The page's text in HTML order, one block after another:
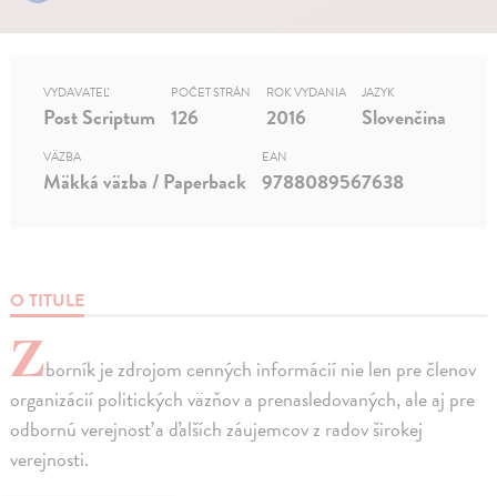
O TITULE
Zborník je zdrojom cenných informácií nie len pre členov
organizácií politických väzňov a prenasledovaných, ale aj pre
odbornú verejnosť a ďalších záujemcov z radov širokej
verejnosti.
VYDAVATEĽ
Post Scriptum
POČET STRÁN
126
ROK VYDANIA
2016
JAZYK
Slovenčina
VÄZBA
Mäkká väzba / Paperback
EAN
9788089567638